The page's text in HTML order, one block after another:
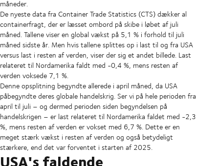
måneder.
De nyeste data fra Container Trade Statistics (CTS) dækker al
containerfragt, der er læsset ombord på skibe i løbet af juli
måned. Tallene viser en global vækst på 5,1 % i forhold til juli
måned sidste år. Men hvis tallene splittes op i last til og fra USA
versus last i resten af verden, viser der sig et andet billede. Last
relateret til Nordamerika faldt med -0,4 %, mens resten af
verden voksede 7,1 %.
Denne opsplitning begyndte allerede i april måned, da USA
påbegyndte deres globale handelskrig. Ser vi på hele perioden fra
april til juli – og dermed perioden siden begyndelsen på
handelskrigen – er last relateret til Nordamerika faldet med -2,3
%, mens resten af verden er vokset med 6,7 %. Dette er en
meget stærk vækst i resten af verden og også betydeligt
stærkere, end det var forventet i starten af 2025.
USA's faldende